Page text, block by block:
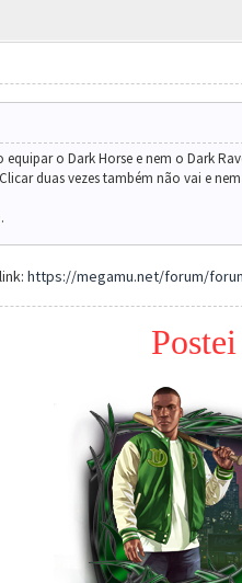
o Dark Horse e nem o Dark
duas vezes também não vai e
https://megamu.net/forum/
Postei